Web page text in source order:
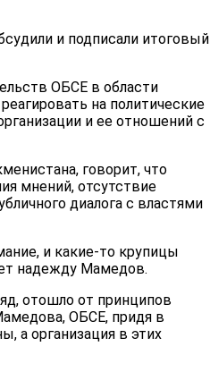
и подписали итоговый
ОБСЕ в области
на политические
и ее отношений с
говорит, что
мнений, отсутствие
диалога с властями
и какие-то крупицы
надежду Мамедов.
отошло от принципов
ОБСЕ, придя в
а организация в этих